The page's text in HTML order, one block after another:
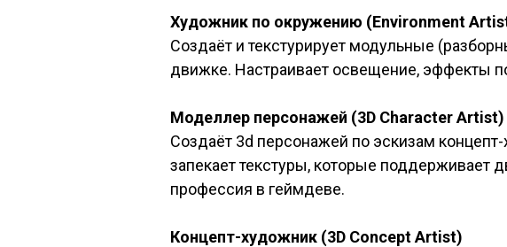
Художник по окружению (Environment
Создаёт и текстурирует модульные
движке. Настраивает освещение, эффекты
Моделлер персонажей (3D Character Artist)
Создаёт 3d персонажей по эскизам
запекает текстуры, которые поддерживает
профессия в геймдеве.
Концепт-художник (3D Concept Artist)